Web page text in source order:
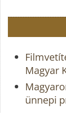
Magyar
ünnepi